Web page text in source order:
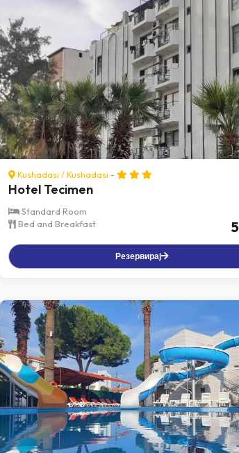
Kushadasi /Kushadasi -
Hotel Tecimen
Standard Room
Bed and Breakfast
Резервирај